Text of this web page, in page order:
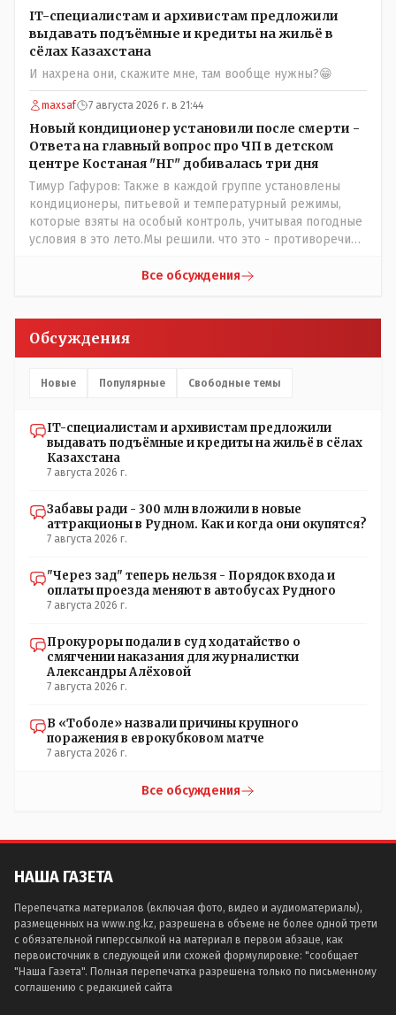
именно АРХИВАРИУСАМ - понятие не имею- допустим
все мои архивы по работе и по семейной жизни -
помещаются в одну дешёвую китайскую флешку
Впрочем, не надо гадать: - это замутили УМНЫЕ люди
наверху , близко расположенные к гос.бюджету-
наверняка они знают что делают.
IT-специалистам и архивистам предложили
выдавать подъёмные и кредиты на жильё в
сёлах Казахстана
И нахрена они, скажите мне, там вообще нужны?😁
maxsaf 7 августа 2026 г. в 21:44
Новый кондиционер установили после смерти -
Ответа на главный вопрос про ЧП в детском
центре Костаная "НГ" добивалась три дня
Тимур Гафуров: Также в каждой группе установлены
кондиционеры, питьевой и температурный режимы,
которые взяты на особый контроль, учитывая погодные
условия в это лето.Мы решили. что это - противоречие.
комментарий прозвучал на следующий день после
температурный режим на контроль. То есть первая
часть - информация до трагедии, вторая часть -
исправлено.
Все обсуждения
Обсуждения
Новые Популярные Свободные темы
IT-специалистам и архивистам предложили
выдавать подъёмные и кредиты на жильё в сёлах
Казахстана
7 августа 2026 г.
Забавы ради - 300 млн вложили в новые
аттракционы в Рудном. Как и когда они окупятся?
7 августа 2026 г.
"Через зад" теперь нельзя - Порядок входа и
оплаты проезда меняют в автобусах Рудного
7 августа 2026 г.
Прокуроры подали в суд ходатайство о
смягчении наказания для журналистки
Александры Алёховой
7 августа 2026 г.
В «Тоболе» назвали причины крупного
поражения в еврокубковом матче
7 августа 2026 г.
Все обсуждения
НАША ГАЗЕТА
Перепечатка материалов (включая фото, видео и аудиоматериалы),
размещенных на www.ng.kz, разрешена в объеме не более одной трети
с обязательной гиперссылкой на материал в первом абзаце, как
первоисточник в следующей или схожей формулировке: "сообщает
"Наша Газета". Полная перепечатка разрешена только по письменному
соглашению с редакцией сайта